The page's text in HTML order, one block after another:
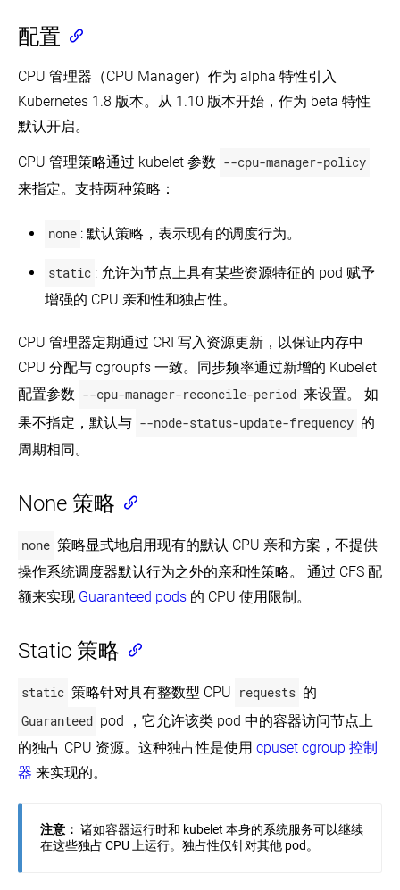
求
限
制
置
名
空
间
最
最
大
内
约
为
命
名
空
间
CPU
最
和
最
大
限
为
命
空
配
内
存
和
额
用
Weave
作
NetworkPolicy
Kubernetes
行
etcd
集
系
守
算
源
为
点
发
布
扩
用
CoreDNS
进
行
服
现
用
提
供
商
进
据
加
密
配置
CPU 管理器（CPU Manager）作为 alpha 特性引入
Kubernetes 1.8 版本。从 1.10 版本开始，作为 beta 特性
默认开启。
CPU 管理策略通过 kubelet 参数 --cpu-manager-policy
来指定。支持两种策略：
none : 默认策略，表示现有的调度行为。
static : 允许为节点上具有某些资源特征的 pod 赋予
增强的 CPU 亲和性和独占性。
CPU 管理器定期通过 CRI 写入资源更新，以保证内存中
CPU 分配与 cgroupfs 一致。同步频率通过新增的 Kubelet
配置参数 --cpu-manager-reconcile-period 来设置。 如
果不指定，默认与 --node-status-update-frequency 的
周期相同。
None 策略
none 策略显式地启用现有的默认 CPU 亲和方案，不提供
操作系统调度器默认行为之外的亲和性策略。 通过 CFS 配
额来实现 Guaranteed pods 的 CPU 使用限制。
Static 策略
static 策略针对具有整数型 CPU requests 的
Guaranteed pod ，它允许该类 pod 中的容器访问节点上
的独占 CPU 资源。这种独占性是使用 cpuset cgroup 控制
器 来实现的。
注意： 诸如容器运行时和 kubelet 本身的系统服务可以继续
在这些独占 CPU 上运行。独占性仅针对其他 pod。